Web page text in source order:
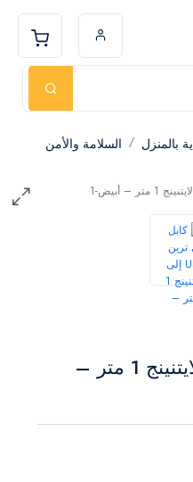
بالمنزل
السلامة والأمن
كابل إي ترين USB إلى لايتنينج 1 متر –